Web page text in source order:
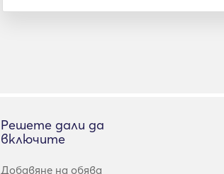
Решете дали да
включите
Добавяне на обява